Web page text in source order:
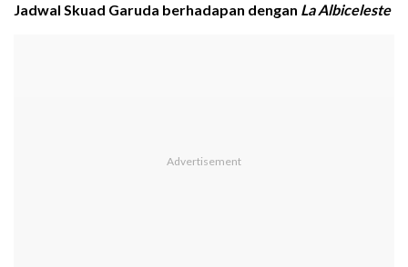
Jadwal Skuad Garuda berhadapan dengan La Albiceleste